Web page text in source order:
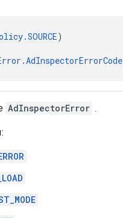
)
AdInspectorError .